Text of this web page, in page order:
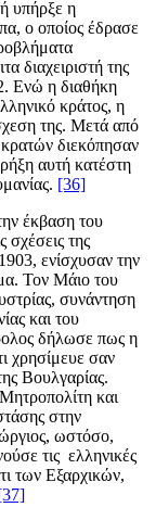
υπήρξε η
ο οποίος έδρασε
διαχειριστή της
Ενώ η διαθήκη
κράτος, η
της. Μετά από
διεκόπησαν
αυτή κατέστη
[36]
έκβαση του
σχέσεις της
ενίσχυσαν την
Τον Μάιο του
συνάντηση
και του
δήλωσε πως η
χρησίμευε σαν
Βουλγαρίας.
και
στην
ωστόσο,
τις ελληνικές
των Εξαρχικών,